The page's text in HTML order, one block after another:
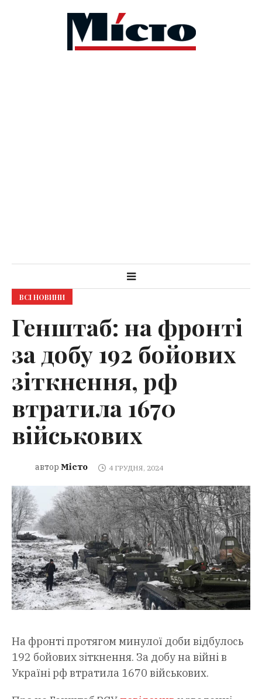
ВСІ НОВИНИ
Генштаб: на фронті
за добу 192 бойових
зіткнення, рф
втратила 1670
військових
автор Місто 4 ГРУДНЯ, 2024
На фронті протягом минулої доби відбулось
192 бойових зіткнення. За добу на війні в
Україні рф втратила 1670 військових.